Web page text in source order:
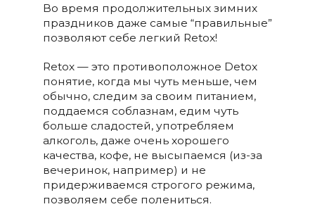
Во время продолжительных зимних
праздников даже самые “правильные”
позволяют себе легкий Retox!
Retox — это противоположное Detox
понятие, когда мы чуть меньше, чем
обычно, следим за своим питанием,
поддаемся соблазнам, едим чуть
больше сладостей, употребляем
алкоголь, даже очень хорошего
качества, кофе, не высыпаемся (из-за
вечеринок, например) и не
придерживаемся строгого режима,
позволяем себе полениться.